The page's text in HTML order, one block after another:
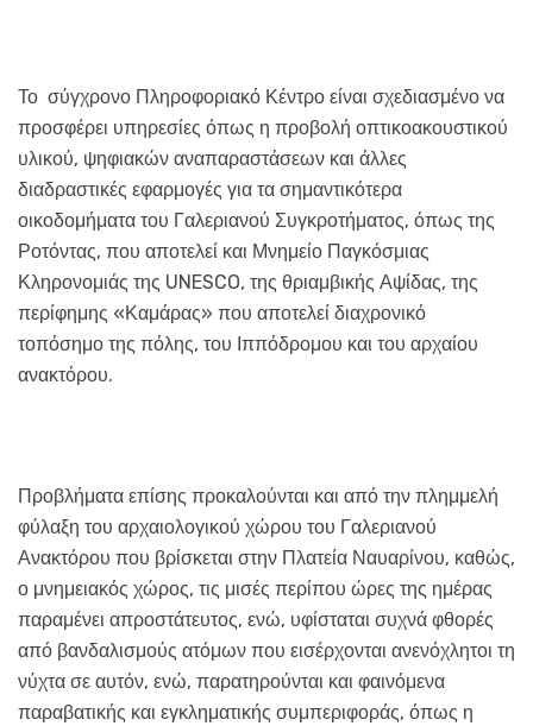
Το σύγχρονο Πληροφοριακό Κέντρο είναι σχεδιασμένο να
προσφέρει υπηρεσίες όπως η προβολή οπτικοακουστικού
υλικού, ψηφιακών αναπαραστάσεων και άλλες
διαδραστικές εφαρμογές για τα σημαντικότερα
οικοδομήματα του Γαλεριανού Συγκροτήματος, όπως της
Ροτόντας, που αποτελεί και Μνημείο Παγκόσμιας
Κληρονομιάς της UNESCO, της θριαμβικής Αψίδας, της
περίφημης «Καμάρας» που αποτελεί διαχρονικό
τοπόσημο της πόλης, του Ιππόδρομου και του αρχαίου
ανακτόρου.
Προβλήματα επίσης προκαλούνται και από την πλημμελή
φύλαξη του αρχαιολογικού χώρου του Γαλεριανού
Ανακτόρου που βρίσκεται στην Πλατεία Ναυαρίνου, καθώς,
ο μνημειακός χώρος, τις μισές περίπου ώρες της ημέρας
παραμένει απροστάτευτος, ενώ, υφίσταται συχνά φθορές
από βανδαλισμούς ατόμων που εισέρχονται ανενόχλητοι τη
νύχτα σε αυτόν, ενώ, παρατηρούνται και φαινόμενα
παραβατικής και εγκληματικής συμπεριφοράς, όπως η